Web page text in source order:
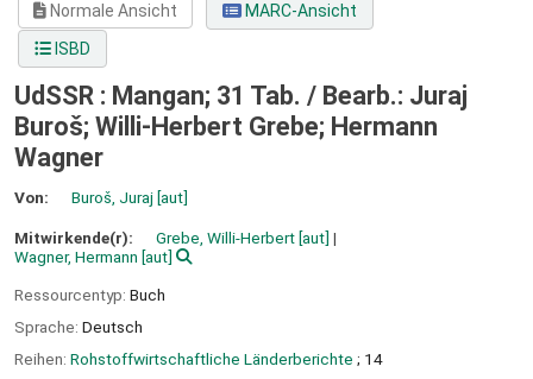
Normale Ansicht
MARC-Ansicht
ISBD
UdSSR : Mangan; 31 Tab. / Bearb.: Juraj
Buroš; Willi-Herbert Grebe; Hermann
Wagner
Von: Buroš, Juraj[aut]
Mitwirkende(r): Grebe, Willi-Herbert[aut]
Wagner, Hermann [aut]
Ressourcentyp: Buch
Sprache: Deutsch
Reihen: Rohstoffwirtschaftliche Länderberichte ; 14